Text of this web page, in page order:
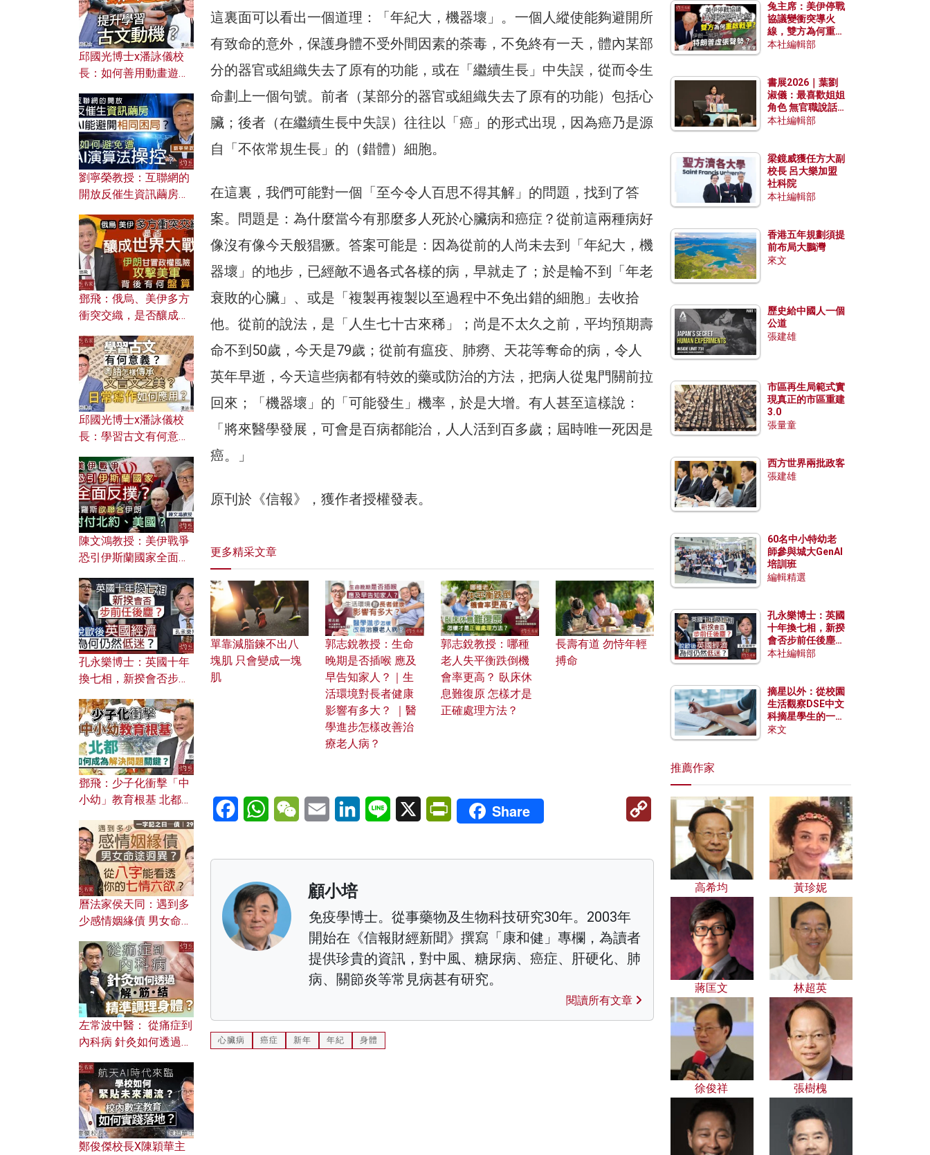
這裏面可以看出一個道理：「年紀大，機器壞」。一個人縱使能夠避開所
有致命的意外，保護身體不受外間因素的荼毒，不免終有一天，體內某部
分的器官或組織失去了原有的功能，或在「繼續生長」中失誤，從而令生
命劃上一個句號。前者（某部分的器官或組織失去了原有的功能）包括心
臟；後者（在繼續生長中失誤）往往以「癌」的形式出現，因為癌乃是源
自「不依常規生長」的（錯體）細胞。
在這裏，我們可能對一個「至今令人百思不得其解」的問題，找到了答
案。問題是：為什麼當今有那麼多人死於心臟病和癌症？從前這兩種病好
像沒有像今天般猖獗。答案可能是：因為從前的人尚未去到「年紀大，機
器壞」的地步，已經敵不過各式各樣的病，早就走了；於是輪不到「年老
衰敗的心臟」、或是「複製再複製以至過程中不免出錯的細胞」去收拾
他。從前的說法，是「人生七十古來稀」；尚是不太久之前，平均預期壽
命不到50歲，今天是79歲；從前有瘟疫、肺癆、天花等奪命的病，令人
英年早逝，今天這些病都有特效的藥或防治的方法，把病人從鬼門關前拉
回來；「機器壞」的「可能發生」機率，於是大增。有人甚至這樣說：
「將來醫學發展，可會是百病都能治，人人活到百多歲；屆時唯一死因是
癌。」
原刊於《信報》，獲作者授權發表。
更多精采文章
單靠減脂鍊不出八
塊肌 只會變成一塊
肌
郭志銳教授：生命
晚期是否插喉 應及
早告知家人？｜生
活環境對長者健康
影響有多大？ ｜醫
學進步怎樣改善治
療老人病？
郭志銳教授：哪種
老人失平衡跌倒機
會率更高？ 臥床休
息難復原 怎樣才是
正確處理方法？
長壽有道 勿恃年輕
搏命
FacebookWhatsAppWeChatEmail LinkedInLine X PrintFriendly
Share
Copy
顧小培
免疫學博士。從事藥物及生物科技研究30年。2003年
開始在《信報財經新聞》撰寫「康和健」專欄，為讀者
提供珍貴的資訊，對中風、糖尿病、癌症、肝硬化、肺
病、關節炎等常見病甚有研究。
閱讀所有文章
心臟病 癌症 新年 年紀 身體
邱國光博士x潘詠儀校
長：如何善用動畫遊戲
劉寧榮教授：互聯網的
開放反催生資訊繭房，
何避免遭AI演算法操
控？
鄧飛：俄烏、美伊多方
衝突交織，是否釀成世
風險攻擊美軍，背後有
何盤算？
邱國光博士x潘詠儀校
長：學習古文有何意
文之美？ 日常寫作如何
應用？
陳文鴻教授：美伊戰爭
恐引伊斯蘭國家全面反
對付北約美國？
孔永樂博士：英國十年
換七相，新揆會否步前
濟為何仍然低迷？
鄧飛：少子化衝擊「中
小幼」教育根基 北都如
曆法家侯天同：遇到多
少感情姻緣債 男女命途
的七情六欲？
左常波中醫： 從痛症到
內科病 針灸如何透過解
鄭俊傑校長X陳穎華主
兔主席：美伊停戰
協議變衝突導火
線，雙方為何重啟
戰爭？伊朗一早洞
本社編輯部
書展2026｜葉劉
淑儀：最喜歡姐姐
角色 無官職說話
包袱少
本社編輯部
梁鏡威獲任方大副
校長 呂大樂加盟
社科院
本社編輯部
香港五年規劃須提
前布局大鵬灣
來文
歷史給中國人一個
公道
張建雄
市區再生局範式實
現真正的市區重建
3.0
張量童
西方世界兩批政客
張建雄
60名中小特幼老
師參與城大GenAI
培訓班
編輯精選
孔永樂博士：英國
十年換七相，新揆
會否步前任後塵？
脫歐後英國經濟為
本社編輯部
摘星以外：從校園
生活觀察DSE中文
科摘星學生的一點
特質
來文
推薦作家
高希均 黃珍妮
蔣匡文 林超英
徐俊祥 張樹槐